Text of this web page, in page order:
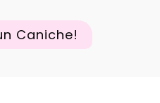
Caniche!